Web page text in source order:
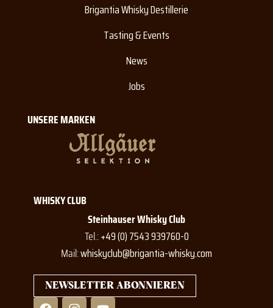
Brigantia Whisky Destillerie
Tasting & Events
News
Jobs
UNSERE MARKEN
WHISKY CLUB
Steinhauser Whisky Club
Tel.:+49 (0) 7543 939760-0
Mail:whiskyclub@brigantia-whisky.com
NEWSLETTER ABONNIEREN
F I Y